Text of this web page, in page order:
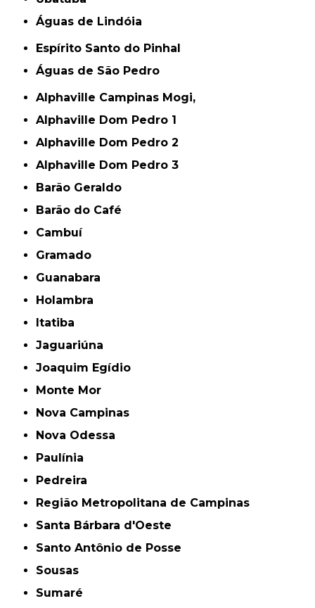
Águas de Lindóia
Espírito Santo do Pinhal
Águas de São Pedro
Alphaville Campinas Mogi,
Alphaville Dom Pedro 1
Alphaville Dom Pedro 2
Alphaville Dom Pedro 3
Barão Geraldo
Barão do Café
Cambuí
Gramado
Guanabara
Holambra
Itatiba
Jaguariúna
Joaquim Egídio
Monte Mor
Nova Campinas
Nova Odessa
Paulínia
Pedreira
Região Metropolitana de Campinas
Santa Bárbara d'Oeste
Santo Antônio de Posse
Sousas
Sumaré